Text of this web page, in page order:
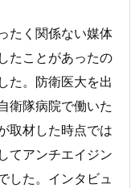
たく関係ない媒体
たことがあったの
た。防衛医大を出
衛隊病院で働いた
取材した時点では
てアンチエイジン
した。インタビュ